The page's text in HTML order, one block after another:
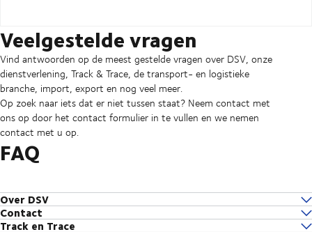
Veelgestelde vragen
Vind antwoorden op de meest gestelde vragen over DSV, onze
dienstverlening, Track & Trace, de transport- en logistieke
branche, import, export en nog veel meer.
Op zoek naar iets dat er niet tussen staat? Neem contact met
ons op door het contact formulier in te vullen en we nemen
contact met u op.
FAQ
Over DSV
Waar vind ik het laatste nieuws van DSV?
Wat is het verhaal achter DSV?
Contact
Ik heb een algemene vraag voor DSV
Track en Trace